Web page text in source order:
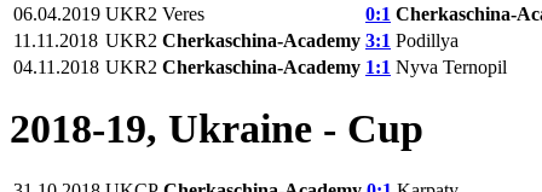
06.04.2019 UKR2 Veres 0:1 Cherkaschina-
11.11.2018 UKR2 Cherkaschina-Academy 3:1 Podillya
04.11.2018 UKR2 Cherkaschina-Academy 1:1 Nyva Ternopil
2018-19, Ukraine - Cup